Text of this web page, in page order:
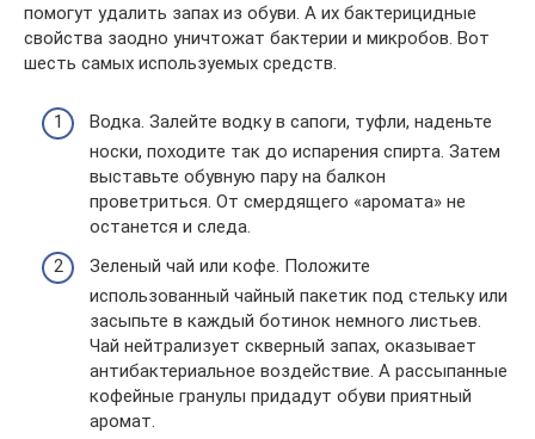
помогут удалить запах из обуви. А их бактерицидные
свойства заодно уничтожат бактерии и микробов. Вот
шесть самых используемых средств.
Водка. Залейте водку в сапоги, туфли, наденьте
носки, походите так до испарения спирта. Затем
выставьте обувную пару на балкон
проветриться. От смердящего «аромата» не
останется и следа.
Зеленый чай или кофе. Положите
использованный чайный пакетик под стельку или
засыпьте в каждый ботинок немного листьев.
Чай нейтрализует скверный запах, оказывает
антибактериальное воздействие. А рассыпанные
кофейные гранулы придадут обуви приятный
аромат.